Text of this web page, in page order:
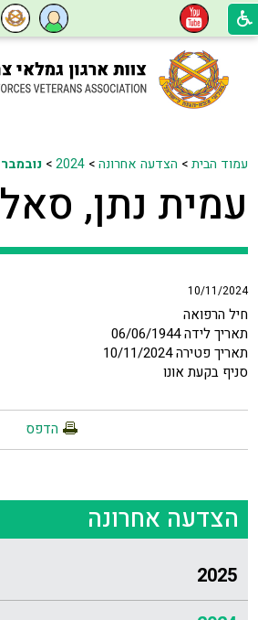
עמוד הבית> הצדעה אחרונה>
2024
>נובמבר
עמית נתן, סאל
10/11/2024
חיל הרפואה
תאריך לידה 06/06/1944
תאריך פטירה 10/11/2024
סניף בקעת אונו
הדפס
הצדעה אחרונה
2025